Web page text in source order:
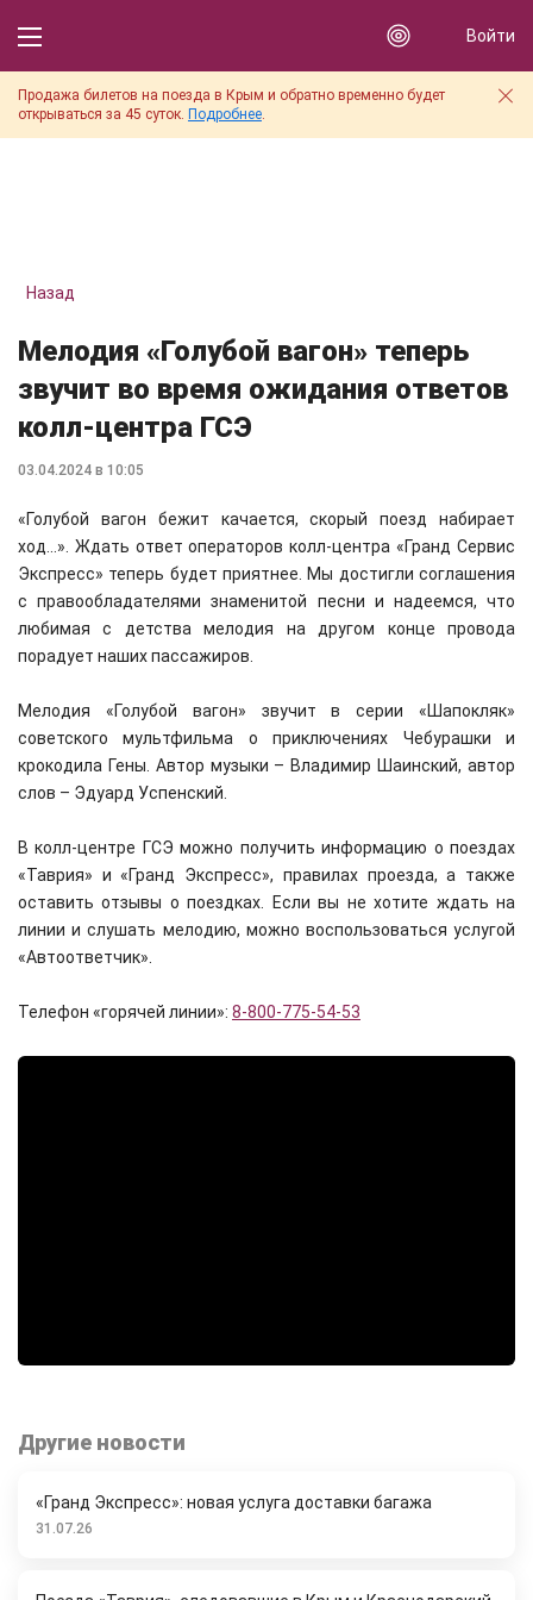
Войти
Продажа билетов на поезда в Крым и обратно временно будет
открываться за 45 суток. Подробнее.
Назад
Мелодия «Голубой вагон» теперь
звучит во время ожидания ответов
колл-центра ГСЭ
03.04.2024 в 10:05
«Голубой вагон бежит качается, скорый поезд набирает
ход…». Ждать ответ операторов колл-центра «Гранд Сервис
Экспресс» теперь будет приятнее. Мы достигли соглашения
с правообладателями знаменитой песни и надеемся, что
любимая с детства мелодия на другом конце провода
порадует наших пассажиров.
Мелодия «Голубой вагон» звучит в серии «Шапокляк»
советского мультфильма о приключениях Чебурашки и
крокодила Гены. Автор музыки – Владимир Шаинский, автор
слов – Эдуард Успенский.
В колл-центре ГСЭ можно получить информацию о поездах
«Таврия» и «Гранд Экспресс», правилах проезда, а также
оставить отзывы о поездках. Если вы не хотите ждать на
линии и слушать мелодию, можно воспользоваться услугой
«Автоответчик».
Телефон «горячей линии»: 8-800-775-54-53
Другие новости
«Гранд Экспресс»: новая услуга доставки багажа
31.07.26